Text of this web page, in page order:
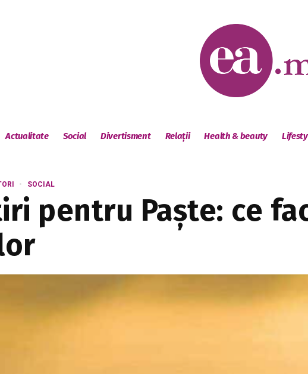
Actualitate Social Divertisment Relații Health & beauty
SOCIAL
pentru Paște: ce